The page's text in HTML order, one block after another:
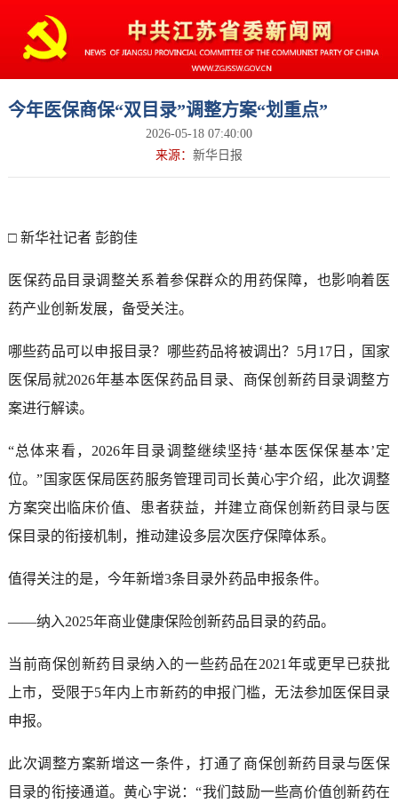
今年医保商保“双目录”调整方案“划重点”
2026-05-18 07:40:00
来源： 新华日报
□ 新华社记者 彭韵佳
医保药品目录调整关系着参保群众的用药保障，也影响着医
药产业创新发展，备受关注。
哪些药品可以申报目录？哪些药品将被调出？5月17日，国家
医保局就2026年基本医保药品目录、商保创新药目录调整方
案进行解读。
“总体来看，2026年目录调整继续坚持‘基本医保保基本’定
位。”国家医保局医药服务管理司司长黄心宇介绍，此次调整
方案突出临床价值、患者获益，并建立商保创新药目录与医
保目录的衔接机制，推动建设多层次医疗保障体系。
值得关注的是，今年新增3条目录外药品申报条件。
——纳入2025年商业健康保险创新药品目录的药品。
当前商保创新药目录纳入的一些药品在2021年或更早已获批
上市，受限于5年内上市新药的申报门槛，无法参加医保目录
申报。
此次调整方案新增这一条件，打通了商保创新药目录与医保
目录的衔接通道。黄心宇说：“我们鼓励一些高价值创新药在